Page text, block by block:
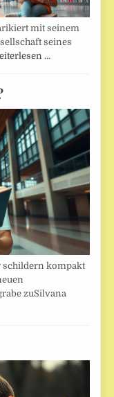
mit seinem
seines
…
schildern kompakt
zuSilvana